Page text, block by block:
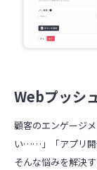
Webプッシ
顧客のエンゲージ
い……」「アプリ
そんな悩みを解決